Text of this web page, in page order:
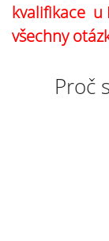
kvalifikace u
všechny
Proč